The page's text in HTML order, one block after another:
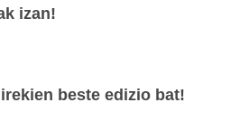
izan!
beste edizio bat!